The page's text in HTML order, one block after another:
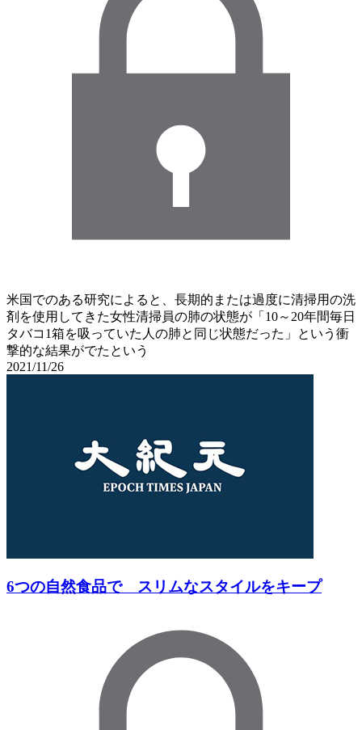
米国でのある研究によると、長期的または過度に清掃用の洗
剤を使用してきた女性清掃員の肺の状態が「10～20年間毎日
タバコ1箱を吸っていた人の肺と同じ状態だった」という衝
撃的な結果がでたという
2021/11/26
6つの自然食品で スリムなスタイルをキープ